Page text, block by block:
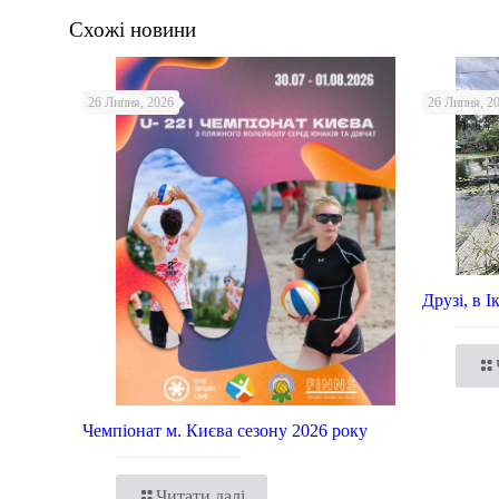
Схожі новини
26 Липня, 2026
Чемпіонат м. Києва сезону 2026 року
26 Липня,
Друзі, в